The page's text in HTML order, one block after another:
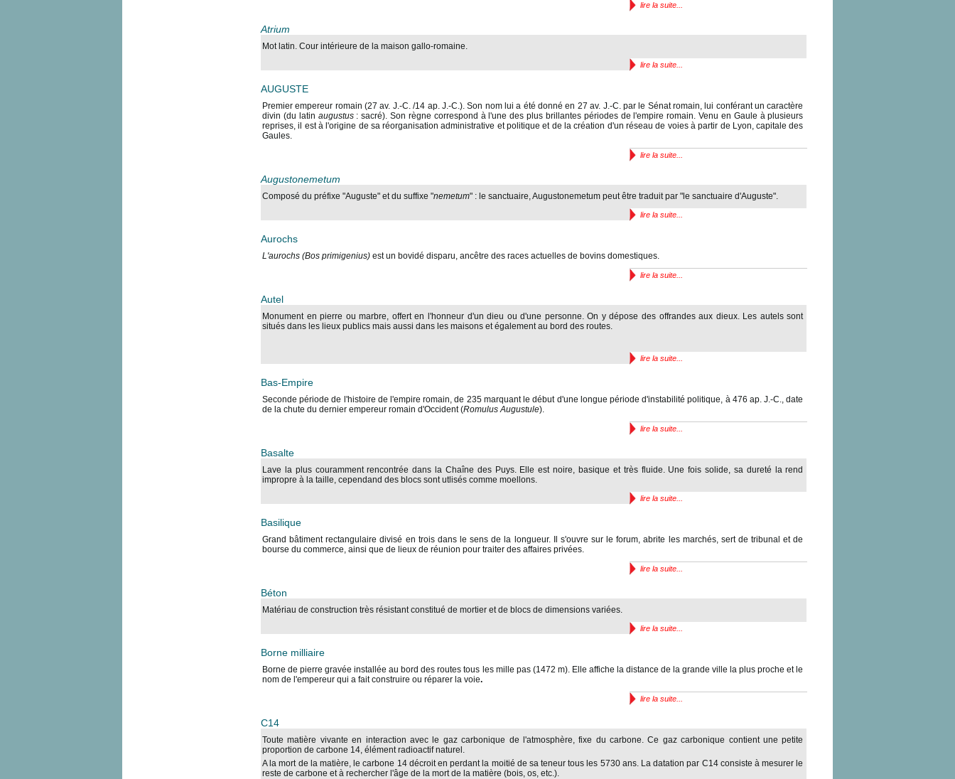
lire la suite...
Atrium
Mot latin. Cour intérieure de la maison gallo-romaine.
lire la suite...
AUGUSTE
Premier empereur romain (27 av. J.-C. /14 ap. J.-C.). Son nom lui a été donné en 27 av. J.-C. par le Sénat romain, lui conférant un caractère
divin (du latin augustus: sacré). Son règne correspond à l'une des plus brillantes périodes de l'empire romain. Venu en Gaule à plusieurs
reprises, il est à l'origine de sa réorganisation administrative et politique et de la création d'un réseau de voies à partir de Lyon, capitale des
Gaules.
lire la suite...
Augustonemetum
Composé du préfixe "Auguste" et du suffixe "nemetum" : le sanctuaire, Augustonemetum peut être traduit par "le sanctuaire d'Auguste".
lire la suite...
Aurochs
L'aurochs (Bos primigenius) est un bovidé disparu, ancêtre des races actuelles de bovins domestiques.
lire la suite...
Autel
Monument en pierre ou marbre, offert en l'honneur d'un dieu ou d'une personne. On y dépose des offrandes aux dieux. Les autels sont
situés dans les lieux publics mais aussi dans les maisons et également au bord des routes.
lire la suite...
Bas-Empire
Seconde période de l'histoire de l'empire romain, de 235 marquant le début d'une longue période d'instabilité politique, à 476 ap. J.-C., date
de la chute du dernier empereur romain d'Occident (Romulus Augustule).
lire la suite...
Basalte
Lave la plus couramment rencontrée dans la Chaîne des Puys. Elle est noire, basique et très fluide. Une fois solide, sa dureté la rend
impropre à la taille, cependand des blocs sont utlisés comme moellons.
lire la suite...
Basilique
Grand bâtiment rectangulaire divisé en trois dans le sens de la longueur. Il s'ouvre sur le forum, abrite les marchés, sert de tribunal et de
bourse du commerce, ainsi que de lieux de réunion pour traiter des affaires privées.
lire la suite...
Béton
Matériau de construction très résistant constitué de mortier et de blocs de dimensions variées.
lire la suite...
Borne milliaire
Borne de pierre gravée installée au bord des routes tous les mille pas (1472 m). Elle affiche la distance de la grande ville la plus proche et le
nom de l'empereur qui a fait construire ou réparer la voie.
lire la suite...
C14
Toute matière vivante en interaction avec le gaz carbonique de l'atmosphère, fixe du carbone. Ce gaz carbonique contient une petite
proportion de carbone 14, élément radioactif naturel.
A la mort de la matière, le carbone 14 décroit en perdant la moitié de sa teneur tous les 5730 ans. La datation par C14 consiste à mesurer le
reste de carbone et à rechercher l'âge de la mort de la matière (bois, os, etc.).